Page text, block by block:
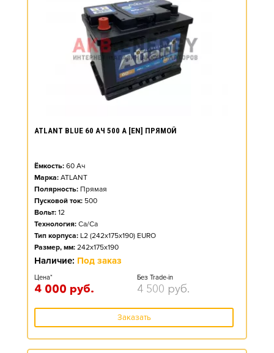
ATLANT BLUE 60 АЧ 500 А [EN] ПРЯМОЙ
Ёмкость: 60 Ач
Марка: ATLANT
Полярность: Прямая
Пусковой ток: 500
Вольт: 12
Технология: Ca/Ca
Тип корпуса: L2 (242x175x190) EURO
Размер, мм: 242x175x190
Наличие: Под заказ
Цена*
4 000 руб.
Без Trade-in
4 500 руб.
Заказать